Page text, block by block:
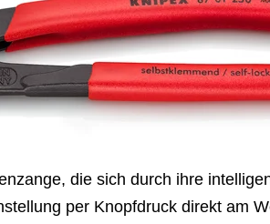
die sich durch ihre
per Knopfdruck direkt am